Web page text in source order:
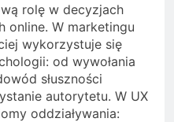
rolę w decyzjach
online. W marketingu
wykorzystuje się
od wywołania
słuszności
autorytetu. W UX
oddziaływania: